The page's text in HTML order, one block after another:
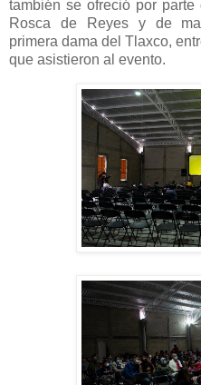
también se ofreció por
Rosca de Reyes y de
primera dama del Tlaxco,
que asistieron al evento.